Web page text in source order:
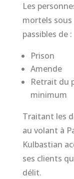
Les
mortels
passibles de :
Prison
Amende
Retrait du
minimum
Traitant les
au volant à
Kulbastian
ses clients
délit.